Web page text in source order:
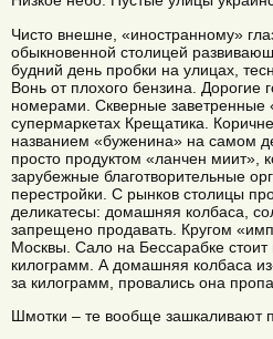
Чисто внешне, «иностранному»
обыкновенной столицей
будний день пробки на улицах,
Вонь от плохого бензина. Дорогие
номерами. Скверные заветренные
супермаркетах Крещатика.
названием «буженина» на самом
просто продуктом «ланчен миит»,
зарубежные благотворительные
перестройки. С рынков столицы
деликатесы: домашняя колбаса,
запрещено продавать. Кругом
Москвы. Сало на Бессарабке стоит
килограмм. А домашняя колбаса
за килограмм, провались она
Шмотки – те вообще зашкаливают